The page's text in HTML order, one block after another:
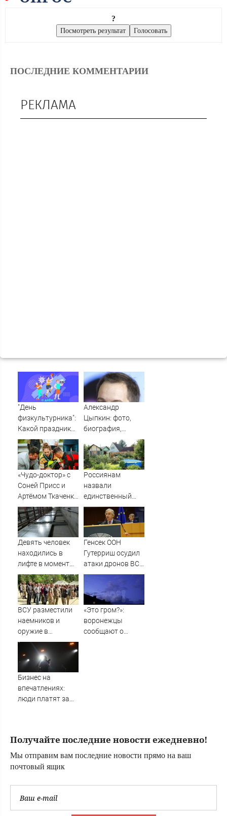
?
ПОСЛЕДНИЕ КОММЕНТАРИИ
РЕКЛАМА
"День
физкультурника":
Какой праздник
09.08.2026 года
Александр
Цыпкин: фото,
биография,
фильмография,
новости - Вокруг
ТВ.
«Чудо-доктор» с
Соней Присс и
Артёмом Ткаченко
выходит на СТС
Россиянам
назвали
единственный
способ победить
белокрылку
Девять человек
находились в
лифте в момент
его падения в
Махачкале -
Новости на
Вести.ru
Генсек ООН
Гутерриш осудил
атаки дронов ВСУ
на Россию
ВСУ разместили
наемников и
оружие в
действующем
детском лагере
под Львовом -
Новости на
«Это гром?»:
воронежцы
сообщают о
Бизнес на
впечатлениях:
люди платят за
Получайте последние новости ежедневно!
Мы отправим вам последние новости прямо на ваш
почтовый ящик